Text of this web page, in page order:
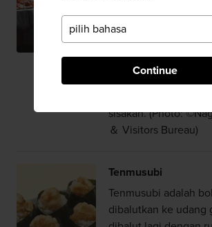
Continue
secara terpisah.
mangkuk kosong,
semuanya sesuai
Langkah terakhirnya
menuangkan kaldu
sisakan. (Photo:
＆ Visitors Bureau)
Tenmusubi
Tenmusubi adalah
dibalutkan ke udang